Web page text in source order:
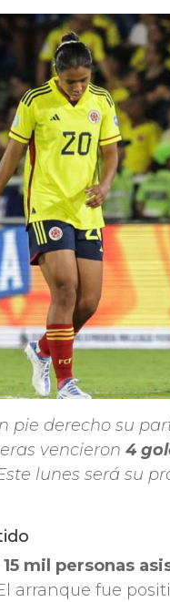
pie derecho su
vencieron4
lunes será su
15 mil personas
arranque fue